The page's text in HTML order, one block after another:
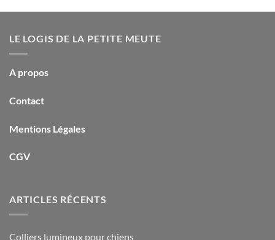
LE LOGIS DE LA PETITE MEUTE
A propos
Contact
Mentions Légales
CGV
ARTICLES RÉCENTS
Colliers lumineux pour chiens